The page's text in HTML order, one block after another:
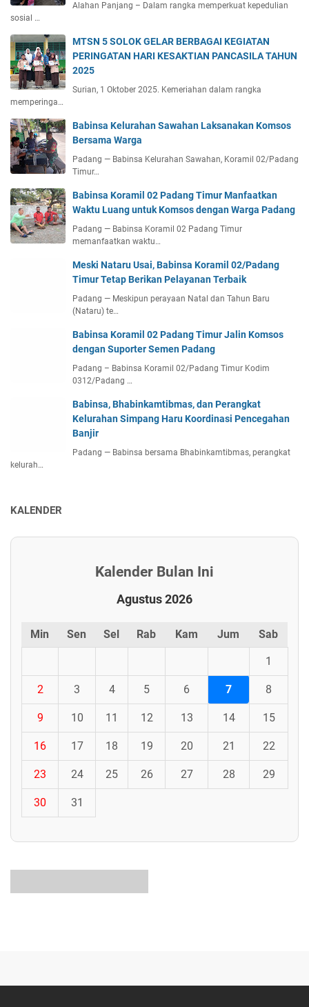
Alahan Panjang – Dalam rangka memperkuat kepedulian
sosial …
MTSN 5 SOLOK GELAR BERBAGAI KEGIATAN
PERINGATAN HARI KESAKTIAN PANCASILA TAHUN
2025
Surian, 1 Oktober 2025. Kemeriahan dalam rangka
memperinga…
Babinsa Kelurahan Sawahan Laksanakan Komsos
Bersama Warga
Padang — Babinsa Kelurahan Sawahan, Koramil 02/Padang
Timur…
Babinsa Koramil 02 Padang Timur Manfaatkan
Waktu Luang untuk Komsos dengan Warga Padang
Padang — Babinsa Koramil 02 Padang Timur
memanfaatkan waktu…
Meski Nataru Usai, Babinsa Koramil 02/Padang
Timur Tetap Berikan Pelayanan Terbaik
Padang — Meskipun perayaan Natal dan Tahun Baru
(Nataru) te…
Babinsa Koramil 02 Padang Timur Jalin Komsos
dengan Suporter Semen Padang
Padang – Babinsa Koramil 02/Padang Timur Kodim
0312/Padang …
Babinsa, Bhabinkamtibmas, dan Perangkat
Kelurahan Simpang Haru Koordinasi Pencegahan
Banjir
Padang — Babinsa bersama Bhabinkamtibmas, perangkat
kelurah…
KALENDER
Kalender Bulan Ini
Agustus 2026
Min Sen Sel Rab Kam Jum Sab
1
2 3 4 5 6 7 8
9 10 11 12 13 14 15
16 17 18 19 20 21 22
23 24 25 26 27 28 29
30 31